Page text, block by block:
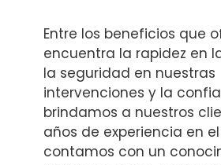
Entre los beneficios que
encuentra la rapidez en
la seguridad en nuestras
intervenciones y la
brindamos a nuestros
años de experiencia en
contamos con un